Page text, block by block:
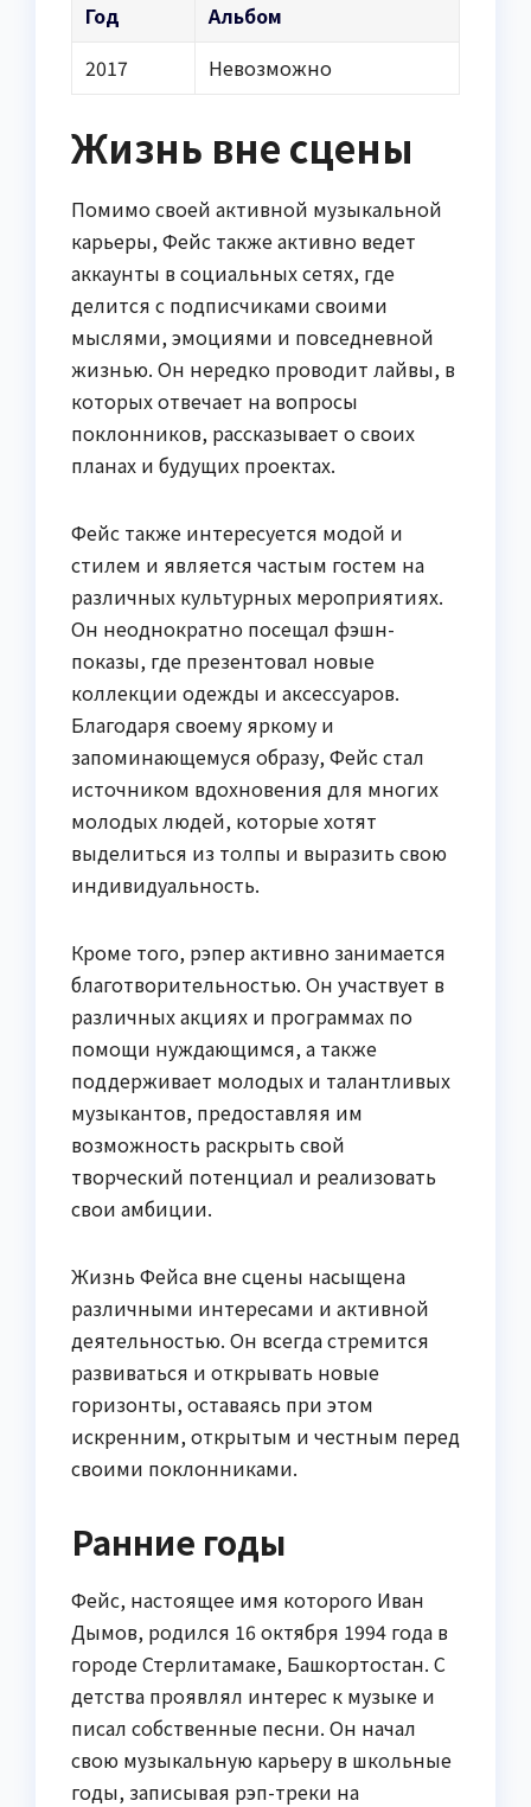
Год
Альбом
2017
Невозможно
Жизнь вне сцены
Помимо своей активной музыкальной
карьеры, Фейс также активно ведет
аккаунты в социальных сетях, где
делится с подписчиками своими
мыслями, эмоциями и повседневной
жизнью. Он нередко проводит лайвы, в
которых отвечает на вопросы
поклонников, рассказывает о своих
планах и будущих проектах.
Фейс также интересуется модой и
стилем и является частым гостем на
различных культурных мероприятиях.
Он неоднократно посещал фэшн-
показы, где презентовал новые
коллекции одежды и аксессуаров.
Благодаря своему яркому и
запоминающемуся образу, Фейс стал
источником вдохновения для многих
молодых людей, которые хотят
выделиться из толпы и выразить свою
индивидуальность.
Кроме того, рэпер активно занимается
благотворительностью. Он участвует в
различных акциях и программах по
помощи нуждающимся, а также
поддерживает молодых и талантливых
музыкантов, предоставляя им
возможность раскрыть свой
творческий потенциал и реализовать
свои амбиции.
Жизнь Фейса вне сцены насыщена
различными интересами и активной
деятельностью. Он всегда стремится
развиваться и открывать новые
горизонты, оставаясь при этом
искренним, открытым и честным перед
своими поклонниками.
Ранние годы
Фейс, настоящее имя которого Иван
Дымов, родился 16 октября 1994 года в
городе Стерлитамаке, Башкортостан. С
детства проявлял интерес к музыке и
писал собственные песни. Он начал
свою музыкальную карьеру в школьные
годы, записывая рэп-треки на